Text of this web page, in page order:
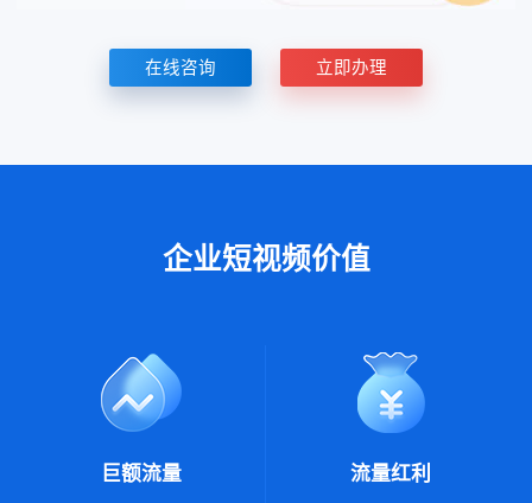
在线咨询 立即办理
企业短视频价值
巨额流量 流量红利